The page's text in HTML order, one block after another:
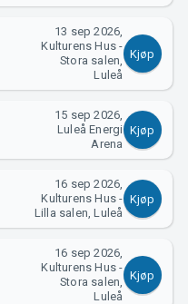
13 sep 2026,
Kulturens Hus -
Stora salen,
Luleå
Kjøp
15 sep 2026,
Luleå Energi
Arena
Kjøp
16 sep 2026,
Kulturens Hus -
Lilla salen, Luleå
Kjøp
16 sep 2026,
Kulturens Hus -
Stora salen,
Luleå
Kjøp